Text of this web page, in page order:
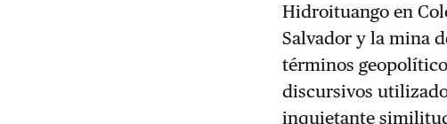
Hidroituango en
Salvador y la mina
términos
discursivos
inquietante